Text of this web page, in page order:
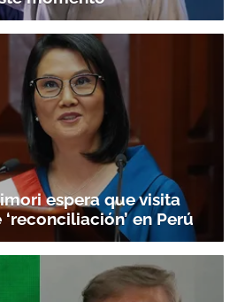
espera que visita
en Perú